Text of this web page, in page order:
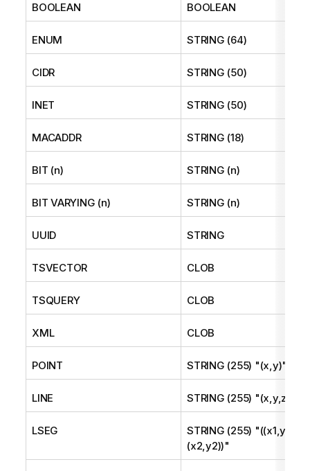
BOOLEAN BOOLEAN
ENUM STRING (64)
CIDR STRING (50)
INET STRING (50)
MACADDR STRING (18)
BIT (n) STRING (n)
BIT VARYING (n) STRING (n)
UUID STRING
TSVECTOR CLOB
TSQUERY CLOB
XML CLOB
POINT STRING (255) "(x,y)"
LINE STRING (255) "(x,y,z)"
LSEG
STRING (255) "((x1,y1),
(x2,y2))"